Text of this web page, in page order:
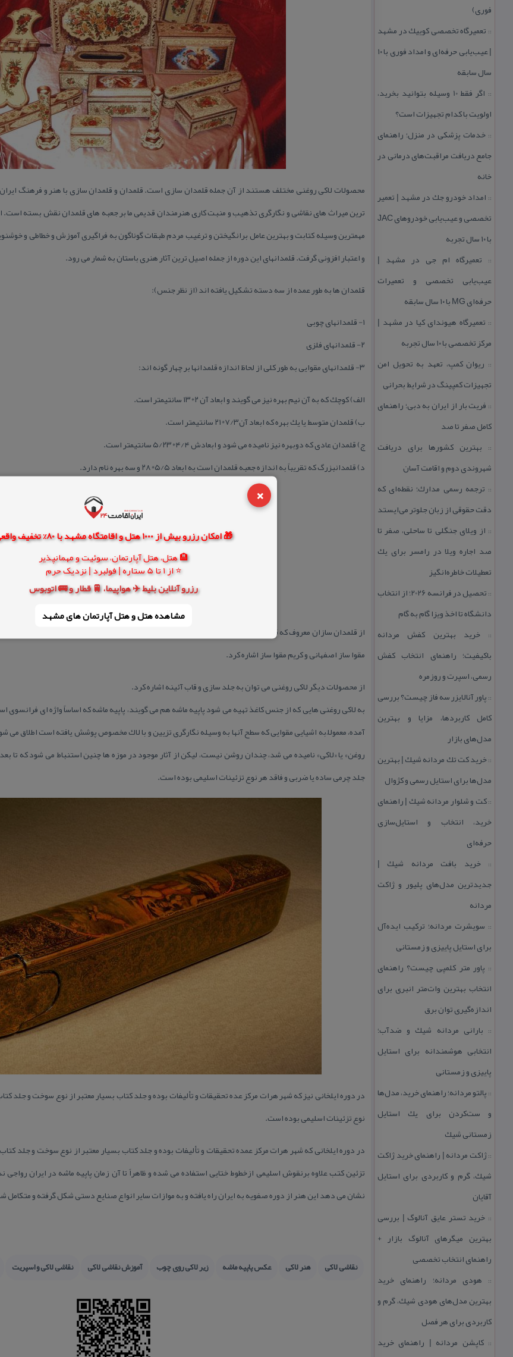
×
🎁 امکان رزرو بیش از 1000 هتل و اقامتگاه مشهد با 80% تخفیف واقعی
🏨 هتل، هتل آپارتمان، سوئیت و مهمانپذیر
⭐ از 1 تا 5 ستاره | فولبرد | نزدیک حرم
رزرو آنلاین بلیط ✈️ هواپیما، 🚆 قطار و 🚌 اتوبوس
مشاهده هتل و هتل‌ آپارتمان های مشهد
فوری)
:: تعمیرگاه تخصصی كوییك در مشهد
| عیب‌یابی حرفه‌ای و امداد فوری با ۱۰
سال سابقه
::
اگر فقط 10 وسیله بتوانید بخرید،
اولویت با كدام تجهیزات است؟
:: خدمات پزشكی در منزل؛ راهنمای
جامع دریافت مراقبت‌های درمانی در
خانه
:: امداد خودرو جك در مشهد | تعمیر
تخصصی و عیب‌یابی خودروهای JAC
با ۱۰ سال تجربه
:: تعمیرگاه ام جی در مشهد |
عیب‌یابی تخصصی و تعمیرات
حرفه‌ای MG با ۱۰ سال سابقه
:: تعمیرگاه هیوندای كیا در مشهد |
مركز تخصصی با ۱۰ سال تجربه
:: ریوان كمپ، تعهد به تحویل امن
تجهیزات كمپینگ در شرایط بحرانی
:: فریت بار از ایران به دبی؛ راهنمای
كامل صفر تا صد
:: بهترین كشورها برای دریافت
شهروندی دوم و اقامت آسان
:: ترجمه رسمی مدارك؛ نقطه‌ای كه
دقت حقوقی از زبان جلوتر می‌ایستد
:: از ویلای جنگلی تا ساحلی، صفر تا
صد اجاره ویلا در رامسر برای یك
تعطیلات خاطره‌انگیز
::
تحصیل در فرانسه 2026؛ از انتخاب
دانشگاه تا اخذ ویزا گام به گام
::خرید بهترین كفش مردانه
باكیفیت؛ راهنمای انتخاب كفش
رسمی، اسپرت و روزمره
:: پاور آنالایزر سه فاز چیست؟ بررسی
كامل كاربردها، مزایا و بهترین
مدل‌های بازار
::خرید كت تك مردانه شیك | بهترین
مدل‌ها برای استایل رسمی و كژوال
::كت و شلوار مردانه شیك | راهنمای
خرید، انتخاب و استایل‌سازی
حرفه‌ای
::خرید بافت مردانه شیك |
جدیدترین مدل‌های پلیور و ژاكت
مردانه
:: سویشرت مردانه؛ تركیب ایده‌آل
برای استایل پاییزی و زمستانی
:: پاور متر كلمپی چیست؟ راهنمای
انتخاب بهترین وات‌متر انبری برای
اندازه‌گیری توان برق
:: بارانی مردانه شیك و ضدآب؛
انتخابی هوشمندانه برای استایل
پاییزی و زمستانی
:: پالتو مردانه؛ راهنمای خرید، مدل‌ها
و ست‌كردن برای یك استایل
زمستانی شیك
::ژاكت مردانه | راهنمای خرید ژاكت
شیك، گرم و كاربردی برای استایل
آقایان
:: خرید تستر عایق آنالوگ | بررسی
بهترین میگرهای آنالوگ بازار +
راهنمای انتخاب تخصصی
:: هودی مردانه؛ راهنمای خرید
بهترین مدل‌های هودی شیك، گرم و
كاربردی برای هر فصل
::كاپشن مردانه | راهنمای خرید
محصولات لاكی روغنی مختلف هستند از آن جمله قلمدان سازی است. قلمدان و قلمدان سازی با هنر و فرهنگ ایران
ترین میراث های نقاشی و نگارگری تذهیب و منبت كاری هنرمندان قدیمی ما بر جعبه های قلمدان نقش بسته
مهمترین وسیله كتابت و بهترین عامل برانگیختن و ترغیب مردم طبقات گوناگون به فراگیری آموزش و خطاطی و
و اعتبار افزونی گرفت. قلمدانهای این دوره از جمله اصیل ترین آثار هنری باستان به شمار می رود.
قلمدان ها به طور عمده از سه دسته تشكیل یافته اند (از نظر جنس):
۱- قلمدانهای چوبی
۲- قلمدانهای فلزی
۳- قلمدانهای مقوایی به طور كلی از لحاظ اندازه قلمدانها بر چهار گونه اند:
الف) كوچك كه به آن نیم بهره نیز می گویند و ابعاد آن ۲*۱۳ سانتیمتر است.
ب) قلمدان متوسط یا یك بهره كه ابعاد آن۷/۳*۲۱ سانتیمتر است.
ج) قلمدان عادی كه دوبهره نیز نامیده می شود و ابعادش ۴/۴*۵/۲۳ سانتیمتر است.
د) قلمدانبزرگ كه تقریباً به اندازه جعبه قلمدان است به ابعاد ۵/۵*۲۸ و سه بهره نام دارد.
از قلمدان سازان معروف كه قلمدان مقوایی می ساختند. كه در دوره قاجار شهرت داشتندمی توان به میرزا
مقوا ساز اصفهانی و كریم مقوا ساز اشاره كرد.
از محصولات دیگر لاكی روغنی می توان به جلد سازی و قاب آئینه اشاره كرد.
به لاكی روغنی هایی كه از جنس كاغذ تهیه می شود پاپیه ماشه هم می گویند، پاپیه ماشه كه اساساً واژه ای
آمده، معمولاً به اشیایی مقوایی كه سطح آنها به وسیله نگارگری تزیین و با لاك مخصوص پوشش یافته است اطلاق
روغن» یا «لاكی» نامیده می شد، چندان روشن نیست، لیكن از آثار موجود در موزه ها چنین استنباط می شود كه تا
جلد چرمی ساده یا ضربی و فاقد هر نوع تزئینات اسلیمی بوده است.
در دوره ایلخانی نیز كه شهر هرات مركز عده تحقیقات و تألیفات بوده و جلد كتاب بسیار معتبر از نوع سوخت و جلد
نوع تزئینات اسلیمی بوده است.
در دوره ایلخانی كه شهر هرات مركز عمده تحقیقات و تألیفات بوده و جلد كتاب بسیار معتبر از نوع سوخت و جلد
تزئین كتب علاوه برنقوش اسلیمی ازخطوط ختایی استفاده می شده و ظاهراً تا آن زمان پاپیه ماشه در ایران
نشان می دهد این هنر از دوره صفویه به ایران راه یافته و به موازات سایر انواع صنایع دستی شكل گرفته و
نقاشی لاكی هنر لاكی عكس پاپیه ماشه زیر لاكی روی چوب آموزش نقاشی لاكی نقاشی لاكی و اسپریت